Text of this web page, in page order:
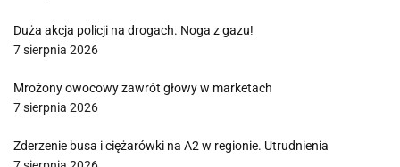
Duża akcja policji na drogach. Noga z gazu!
7 sierpnia 2026
Mrożony owocowy zawrót głowy w marketach
7 sierpnia 2026
Zderzenie busa i ciężarówki na A2 w regionie. Utrudnienia